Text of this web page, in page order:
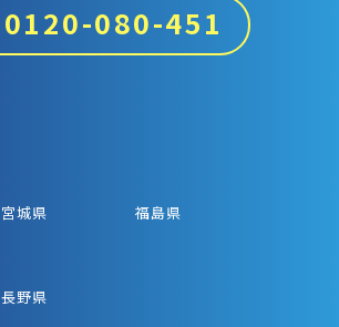
0120-080-451
宮城県 福島県
長野県